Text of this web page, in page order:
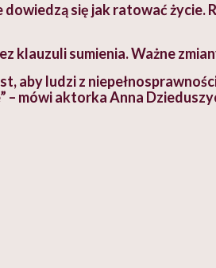
dowiedzą się jak ratować życie.
klauzuli sumienia. Ważne
aby ludzi z
– mówi aktorka Anna